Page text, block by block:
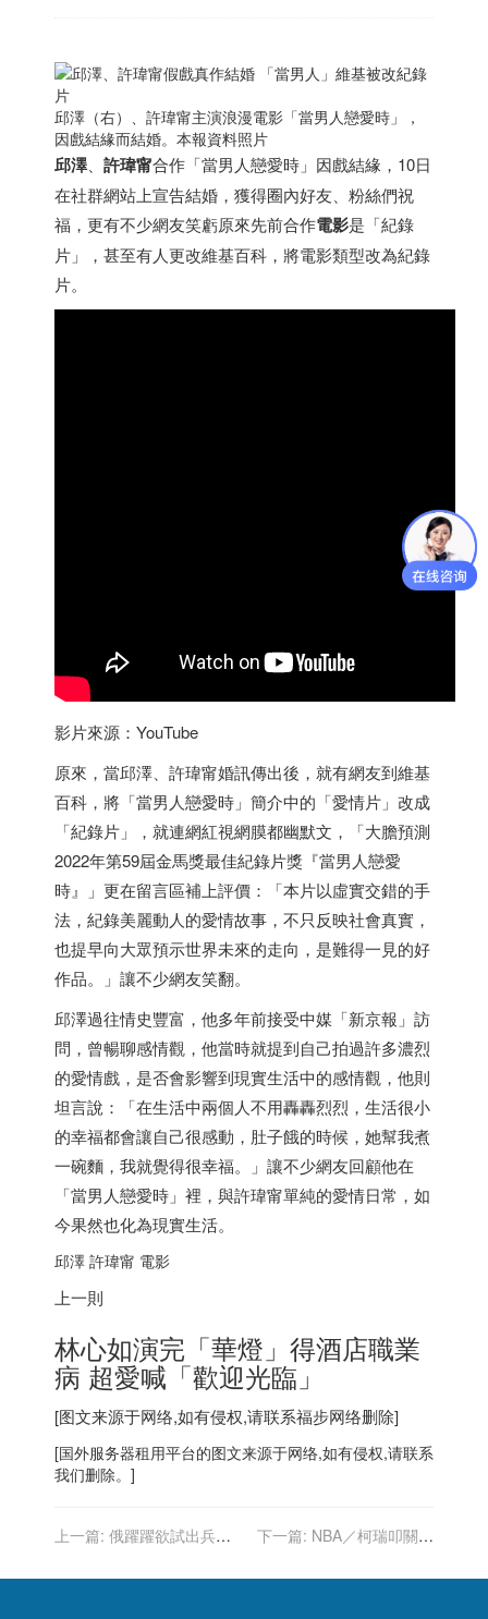
邱澤（右）、許瑋甯主演浪漫電影「當男人戀愛時」，
因戲結緣而結婚。本報資料照片
邱澤、 許瑋甯合作「當男人戀愛時」因戲結緣，10日
在社群網站上宣告結婚，獲得圈內好友、粉絲們祝
福，更有不少網友笑虧原來先前合作電影是「紀錄
片」，甚至有人更改維基百科，將電影類型改為紀錄
片。
影片來源：YouTube
原來，當邱澤、許瑋甯婚訊傳出後，就有網友到維基
百科，將「當男人戀愛時」簡介中的「愛情片」改成
「紀錄片」，就連網紅視網膜都幽默文，「大膽預測
2022年第59屆金馬獎最佳紀錄片獎『當男人戀愛
時』」更在留言區補上評價：「本片以虛實交錯的手
法，紀錄美麗動人的愛情故事，不只反映社會真實，
也提早向大眾預示世界未來的走向，是難得一見的好
作品。」讓不少網友笑翻。
邱澤過往情史豐富，他多年前接受中媒「新京報」訪
問，曾暢聊感情觀，他當時就提到自己拍過許多濃烈
的愛情戲，是否會影響到現實生活中的感情觀，他則
坦言說：「在生活中兩個人不用轟轟烈烈，生活很小
的幸福都會讓自己很感動，肚子餓的時候，她幫我煮
一碗麵，我就覺得很幸福。」讓不少網友回顧他在
「當男人戀愛時」裡，與許瑋甯單純的愛情日常，如
今果然也化為現實生活。
邱澤 許瑋甯 電影
上一則
林心如演完「華燈」得酒店職業
病 超愛喊「歡迎光臨」
[图文来源于网络,如有侵权,请联系福步网络删除]
[国外服务器租用平台的图文来源于网络,如有侵权,请联系
我们删除。]
上一篇: 俄躍躍欲試出兵烏
戰難避免
下一篇: NBA／柯瑞叩關最
到場說恭喜